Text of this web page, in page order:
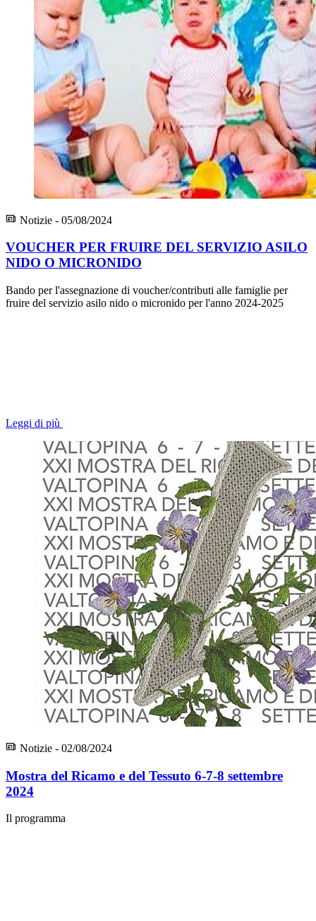
Notizie - 05/08/2024
VOUCHER PER FRUIRE DEL SERVIZIO ASILO
NIDO O MICRONIDO
Bando per l'assegnazione di voucher/contributi alle famiglie per
fruire del servizio asilo nido o micronido per l'anno 2024-2025
Leggi di più
Notizie - 02/08/2024
Mostra del Ricamo e del Tessuto 6-7-8 settembre
2024
Il programma